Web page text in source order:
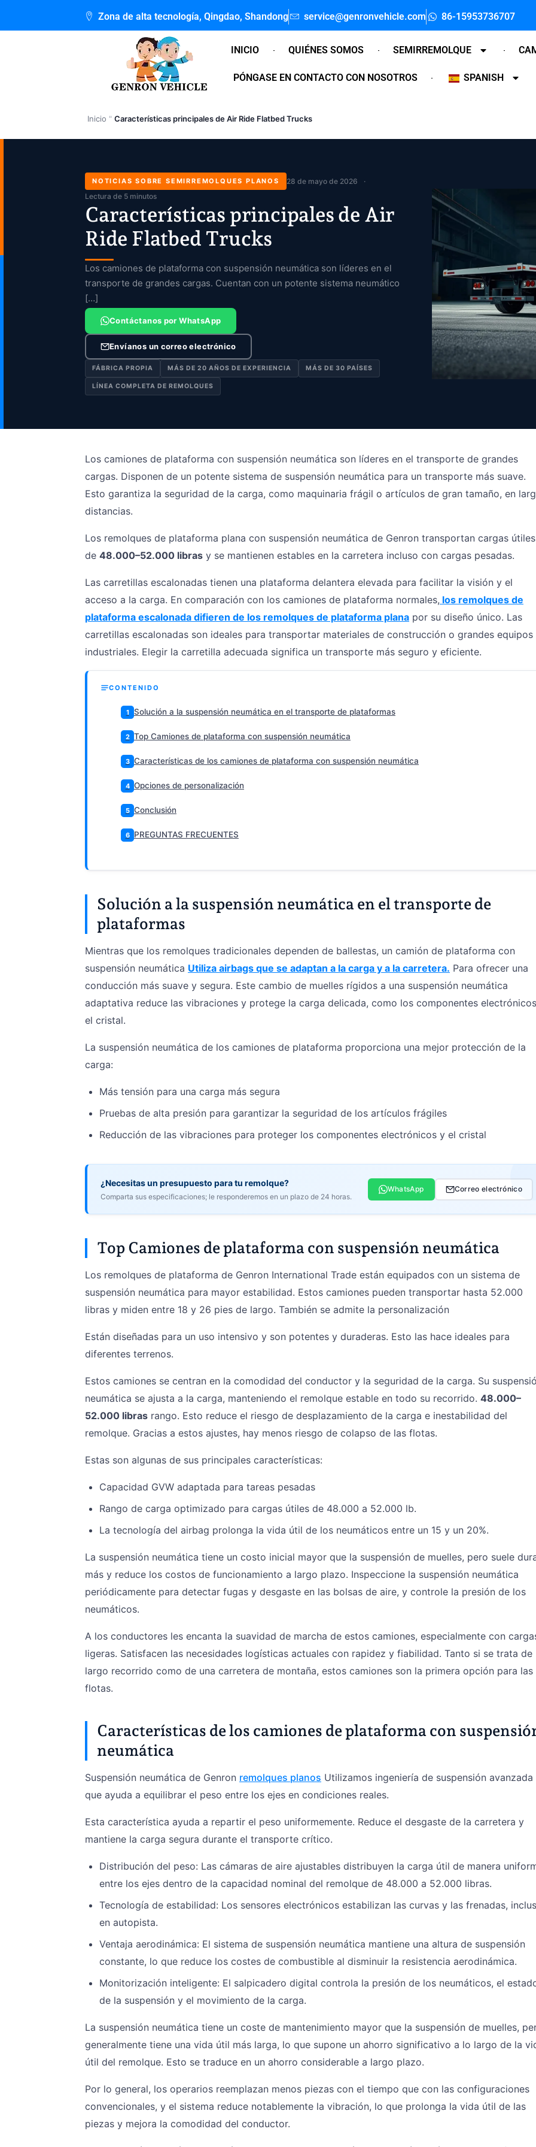
Zona de alta tecnología, Qingdao, Shandong service@genronvehicle.com 86-15953736707
INICIO QUIÉNES SOMOS SEMIRREMOLQUE
PÓNGASE EN CONTACTO CON NOSOTROS SPANISH
Inicio " Características principales de Air Ride Flatbed Trucks
NOTICIAS SOBRE SEMIRREMOLQUES PLANOS
28 de mayo de 2026
Lectura de 5 minutos
Características principales de Air
Ride Flatbed Trucks
Los camiones de plataforma con suspensión neumática son líderes en el
transporte de grandes cargas. Cuentan con un potente sistema neumático
[…]
Contáctanos por WhatsApp
Envíanos un correo electrónico
FÁBRICA PROPIA MÁS DE 20 AÑOS DE EXPERIENCIA MÁS DE 30 PAÍSES
LÍNEA COMPLETA DE REMOLQUES
Los camiones de plataforma con suspensión neumática son líderes en el transporte de grandes
cargas. Disponen de un potente sistema de suspensión neumática para un transporte más suave.
Esto garantiza la seguridad de la carga, como maquinaria frágil o artículos de gran tamaño, en
distancias.
Los remolques de plataforma plana con suspensión neumática de Genron transportan cargas útiles
de 48.000–52.000 libras y se mantienen estables en la carretera incluso con cargas pesadas.
Las carretillas escalonadas tienen una plataforma delantera elevada para facilitar la visión y el
acceso a la carga. En comparación con los camiones de plataforma normales, los remolques de
plataforma escalonada difieren de los remolques de plataforma plana por su diseño único. Las
carretillas escalonadas son ideales para transportar materiales de construcción o grandes equipos
industriales. Elegir la carretilla adecuada significa un transporte más seguro y eficiente.
CONTENIDO
1 Solución a la suspensión neumática en el transporte de plataformas
2 Top Camiones de plataforma con suspensión neumática
3 Características de los camiones de plataforma con suspensión neumática
4 Opciones de personalización
5 Conclusión
6 PREGUNTAS FRECUENTES
Solución a la suspensión neumática en el transporte de
plataformas
Mientras que los remolques tradicionales dependen de ballestas, un camión de plataforma con
suspensión neumática Utiliza airbags que se adaptan a la carga y a la carretera. Para ofrecer una
conducción más suave y segura. Este cambio de muelles rígidos a una suspensión neumática
adaptativa reduce las vibraciones y protege la carga delicada, como los componentes
el cristal.
La suspensión neumática de los camiones de plataforma proporciona una mejor protección de la
carga:
Más tensión para una carga más segura
Pruebas de alta presión para garantizar la seguridad de los artículos frágiles
Reducción de las vibraciones para proteger los componentes electrónicos y el cristal
¿Necesitas un presupuesto para tu remolque?
Comparta sus especificaciones; le responderemos en un plazo de 24 horas.
WhatsApp Correo electrónico
Top Camiones de plataforma con suspensión neumática
Los remolques de plataforma de Genron International Trade están equipados con un sistema de
suspensión neumática para mayor estabilidad. Estos camiones pueden transportar hasta 52.000
libras y miden entre 18 y 26 pies de largo. También se admite la personalización
Están diseñadas para un uso intensivo y son potentes y duraderas. Esto las hace ideales para
diferentes terrenos.
Estos camiones se centran en la comodidad del conductor y la seguridad de la carga. Su
neumática se ajusta a la carga, manteniendo el remolque estable en todo su recorrido. 48.000–
52.000 libras rango. Esto reduce el riesgo de desplazamiento de la carga e inestabilidad del
remolque. Gracias a estos ajustes, hay menos riesgo de colapso de las flotas.
Estas son algunas de sus principales características:
Capacidad GVW adaptada para tareas pesadas
Rango de carga optimizado para cargas útiles de 48.000 a 52.000 lb.
La tecnología del airbag prolonga la vida útil de los neumáticos entre un 15 y un 20%.
La suspensión neumática tiene un costo inicial mayor que la suspensión de muelles, pero suele
más y reduce los costos de funcionamiento a largo plazo. Inspeccione la suspensión neumática
periódicamente para detectar fugas y desgaste en las bolsas de aire, y controle la presión de los
neumáticos.
A los conductores les encanta la suavidad de marcha de estos camiones, especialmente con
ligeras. Satisfacen las necesidades logísticas actuales con rapidez y fiabilidad. Tanto si se trata de
largo recorrido como de una carretera de montaña, estos camiones son la primera opción para las
flotas.
Características de los camiones de plataforma con
neumática
Suspensión neumática de Genron remolques planos Utilizamos ingeniería de suspensión avanzada
que ayuda a equilibrar el peso entre los ejes en condiciones reales.
Esta característica ayuda a repartir el peso uniformemente. Reduce el desgaste de la carretera y
mantiene la carga segura durante el transporte crítico.
Distribución del peso: Las cámaras de aire ajustables distribuyen la carga útil de manera
entre los ejes dentro de la capacidad nominal del remolque de 48.000 a 52.000 libras.
Tecnología de estabilidad: Los sensores electrónicos estabilizan las curvas y las frenadas,
en autopista.
Ventaja aerodinámica: El sistema de suspensión neumática mantiene una altura de suspensión
constante, lo que reduce los costes de combustible al disminuir la resistencia aerodinámica.
Monitorización inteligente: El salpicadero digital controla la presión de los neumáticos, el
de la suspensión y el movimiento de la carga.
La suspensión neumática tiene un coste de mantenimiento mayor que la suspensión de muelles,
generalmente tiene una vida útil más larga, lo que supone un ahorro significativo a lo largo de la
útil del remolque. Esto se traduce en un ahorro considerable a largo plazo.
Por lo general, los operarios reemplazan menos piezas con el tiempo que con las configuraciones
convencionales, y el sistema reduce notablemente la vibración, lo que prolonga la vida útil de las
piezas y mejora la comodidad del conductor.